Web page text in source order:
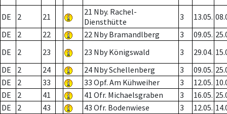
DE 2 21
21 Nby. Rachel-
Diensthütte
3 13.05.
DE
2 22 22 Nby Bramandlberg 3 09.05.
DE
2 23 23 Nby Königswald 3 29.04.
DE
2 24 24 Nby Schellenberg 3 09.05.
DE
2 33 33 Opf. Am Kühweiher 3 12.05.
DE
2 41 41 Ofr. Michaelsgraben 3 16.05.
DE
2 43 43 Ofr. Bodenwiese 3 12.05.